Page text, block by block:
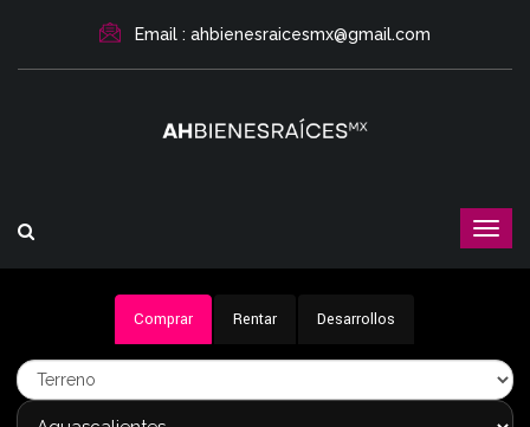
Email : ahbienesraicesmx@gmail.com
Comprar Rentar Desarrollos